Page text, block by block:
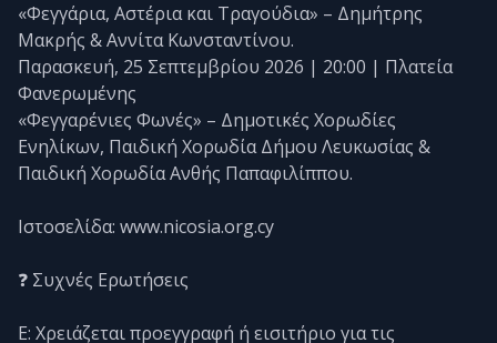
«Φεγγάρια, Αστέρια και Τραγούδια» – Δημήτρης
Μακρής & Αννίτα Κωνσταντίνου.
Παρασκευή, 25 Σεπτεμβρίου 2026 | 20:00 | Πλατεία
Φανερωμένης
«Φεγγαρένιες Φωνές» – Δημοτικές Χορωδίες
Ενηλίκων, Παιδική Χορωδία Δήμου Λευκωσίας &
Παιδική Χορωδία Ανθής Παπαφιλίππου.
Ιστοσελίδα: www.nicosia.org.cy
❓ Συχνές Ερωτήσεις
Ε: Χρειάζεται προεγγραφή ή εισιτήριο για τις